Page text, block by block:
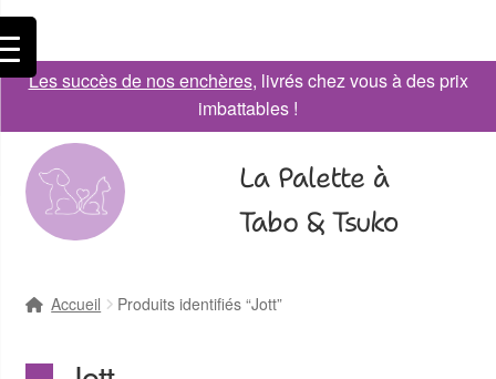
Les succès de nos enchères, livrés chez vous à des prix
imbattables !
La Palette à
Tabo & Tsuko
Accueil Produits identifiés “Jott”